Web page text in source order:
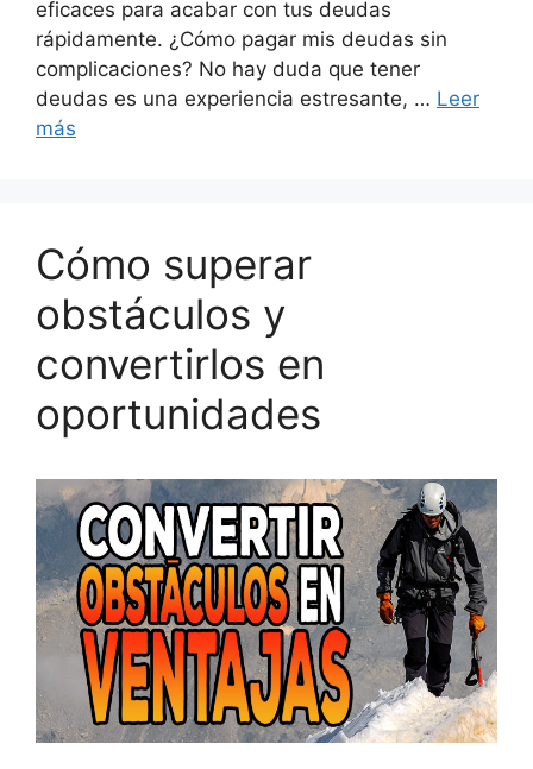
eficaces para acabar con tus deudas
rápidamente. ¿Cómo pagar mis deudas sin
complicaciones? No hay duda que tener
deudas es una experiencia estresante, … Leer
más
Cómo superar
obstáculos y
convertirlos en
oportunidades